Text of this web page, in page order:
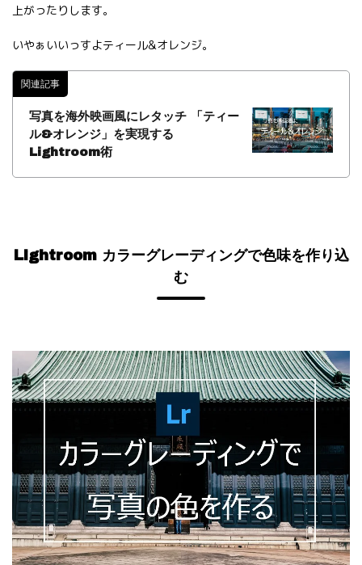
上がったりします。
いやぁいいっすよティール&オレンジ。
関連記事
写真を海外映画風にレタッチ 「ティー
ル&オレンジ」を実現する
Lightroom術
Lightroom カラーグレーディングで色味を作り込
む